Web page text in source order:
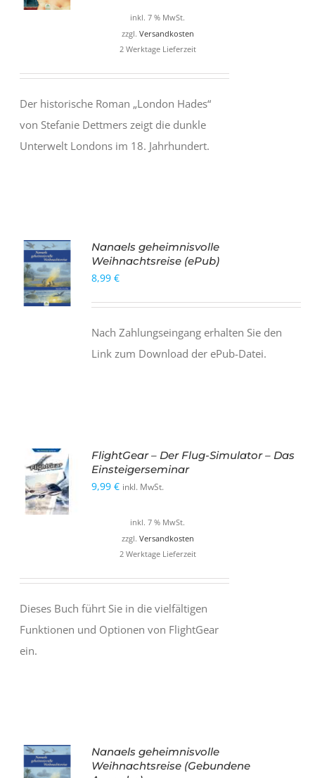
inkl. 7 % MwSt.
zzgl. Versandkosten
2 Werktage Lieferzeit
Der historische Roman „London Hades“
von Stefanie Dettmers zeigt die dunkle
Unterwelt Londons im 18. Jahrhundert.
IN DEN
WARENKORB
Nanaels geheimnisvolle
Weihnachtsreise (ePub)
8,99€
Nach Zahlungseingang erhalten Sie den
Link zum Download der ePub-Datei.
IN DEN
FlightGear – Der Flug-Simulator – Das
Einsteigerseminar
9,99€ inkl. MwSt.
inkl. 7 % MwSt.
zzgl. Versandkosten
2 Werktage Lieferzeit
Dieses Buch führt Sie in die vielfältigen
Funktionen und Optionen von FlightGear
ein.
IN DEN
WARENKORB
Nanaels geheimnisvolle
Weihnachtsreise (Gebundene